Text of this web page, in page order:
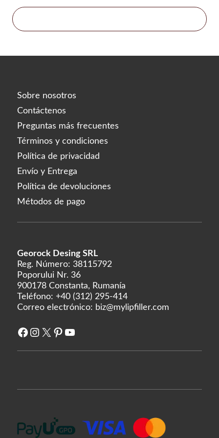
Gourí
Histolab
Ciencia Derma
Hyafilia
Hyaron
Jalupro
JBP
Juvederm
juvenus
botella de limon
Neobella
Neufidence
Neuramis
siguiente
suero de pb
Plasma fresco
Regenovue
Sobre nosotros
Contáctenos
Preguntas más frecuentes
Términos y condiciones
Política de privacidad
Envío y Entrega
Política de devoluciones
Métodos de pago
Georock Desing SRL
Reg. Número: 38115792
Poporului Nr. 36
900178 Constanta, Rumanía
Teléfono: +40 (312) 295-414
Correo electrónico: biz@mylipfiller.com
Facebook
Instagram
X Pinterest
YouTube